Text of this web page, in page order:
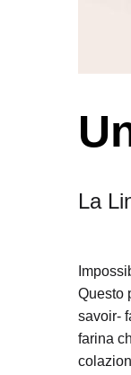
La
Questo
savoir-
farina